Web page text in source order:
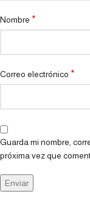
Nombre *
Correo electrónico *
Guarda mi nombre,
próxima vez que